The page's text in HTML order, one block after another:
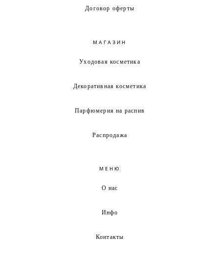
Договор оферты
МАГАЗИН
Уходовая косметика
Декоративная косметика
Парфюмерия на распив
Распродажа
МЕНЮ
О нас
Инфо
Контакты